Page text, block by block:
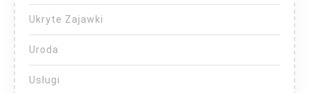
Ukryte Zajawki
Uroda
Usługi